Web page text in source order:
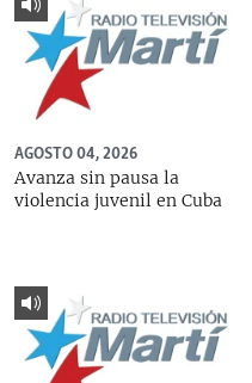
AGOSTO 04, 2026
Avanza sin pausa la
violencia juvenil en Cuba